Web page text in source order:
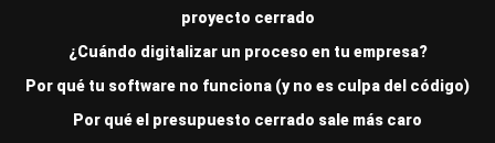
proyecto cerrado
¿Cuándo digitalizar un proceso en tu empresa?
Por qué tu software no funciona (y no es culpa del código)
Por qué el presupuesto cerrado sale más caro